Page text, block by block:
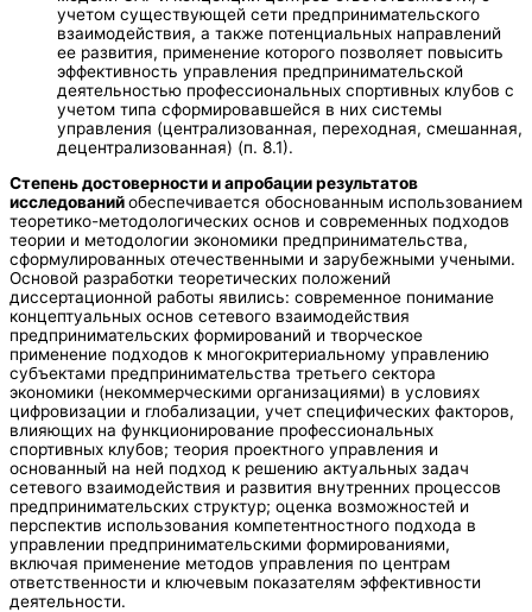
учетом существующей сети предпринимательского
взаимодействия, а также потенциальных направлений
ее развития, применение которого позволяет повысить
эффективность управления предпринимательской
деятельностью профессиональных спортивных клубов с
учетом типа сформировавшейся в них системы
управления (централизованная, переходная, смешанная,
децентрализованная) (п. 8.1).
Степень достоверности и апробации результатов
исследованийобеспечивается обоснованным использованием
теоретико-методологических основ и современных подходов
теории и методологии экономики предпринимательства,
сформулированных отечественными и зарубежными учеными.
Основой разработки теоретических положений
диссертационной работы явились: современное понимание
концептуальных основ сетевого взаимодействия
предпринимательских формирований и творческое
применение подходов к многокритериальному управлению
субъектами предпринимательства третьего сектора
экономики (некоммерческими организациями) в условиях
цифровизации и глобализации, учет специфических факторов,
влияющих на функционирование профессиональных
спортивных клубов; теория проектного управления и
основанный на ней подход к решению актуальных задач
сетевого взаимодействия и развития внутренних процессов
предпринимательских структур; оценка возможностей и
перспектив использования компетентностного подхода в
управлении предпринимательскими формированиями,
включая применение методов управления по центрам
ответственности и ключевым показателям эффективности
деятельности.